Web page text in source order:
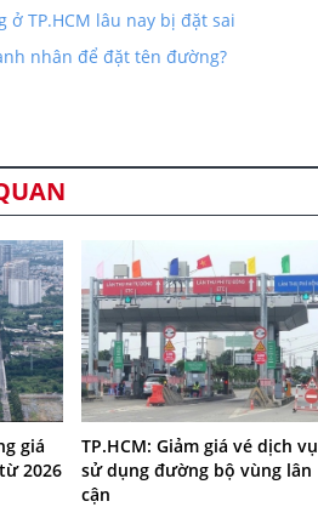
ở TP.HCM lâu nay bị đặt sai
nhân để đặt tên đường?
giá
2026
TP.HCM: Giảm giá vé dịch vụ
sử dụng đường bộ vùng lân
cận